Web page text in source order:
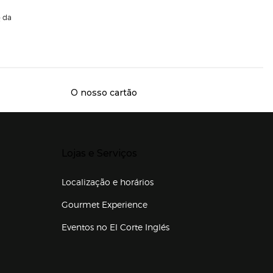
da
O nosso cartão
Localização e horários
Gourmet Experience
Eventos no El Corte Inglés